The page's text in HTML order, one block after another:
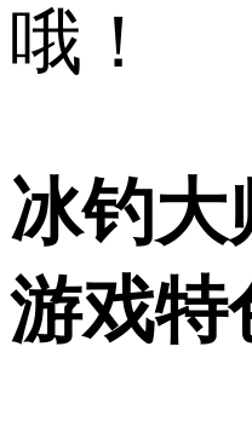
哦！
冰钓大
游戏特